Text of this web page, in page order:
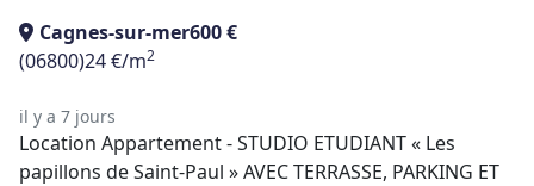
Cagnes-sur-mer600 €
(06800)24 €/m2
il y a 7 jours
Location Appartement - STUDIO ETUDIANT « Les
papillons de Saint-Paul » AVEC TERRASSE, PARKING ET